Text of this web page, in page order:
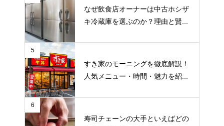
なぜ飲食店オーナーは中古ホシザ
キ冷蔵庫を選ぶのか？理由と賢...
5
すき家のモーニングを徹底解説！
人気メニュー・時間・魅力を紹...
6
寿司チェーンの大手といえばどの